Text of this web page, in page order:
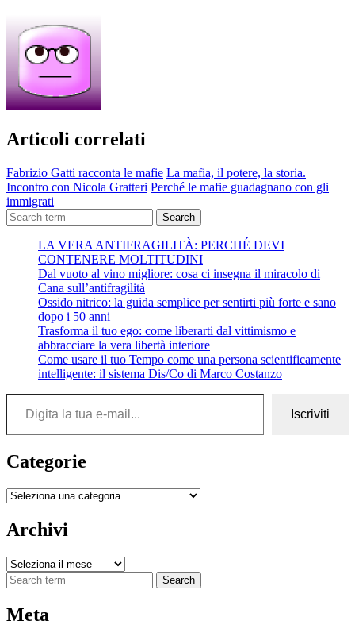
Articoli correlati
Fabrizio Gatti racconta le mafie La mafia, il potere, la storia.
Incontro con Nicola Gratteri Perché le mafie guadagnano con gli
immigrati
Search
LA VERA ANTIFRAGILITÀ: PERCHÉ DEVI
CONTENERE MOLTITUDINI
Dal vuoto al vino migliore: cosa ci insegna il miracolo di
Cana sull’antifragilità
Ossido nitrico: la guida semplice per sentirti più forte e sano
dopo i 50 anni
Trasforma il tuo ego: come liberarti dal vittimismo e
abbracciare la vera libertà interiore
Come usare il tuo Tempo come una persona scientificamente
intelligente: il sistema Dis/Co di Marco Costanzo
Digita la tua e-mail...
Iscriviti
Categorie
Categorie
Archivi
Archivi
Search
Meta